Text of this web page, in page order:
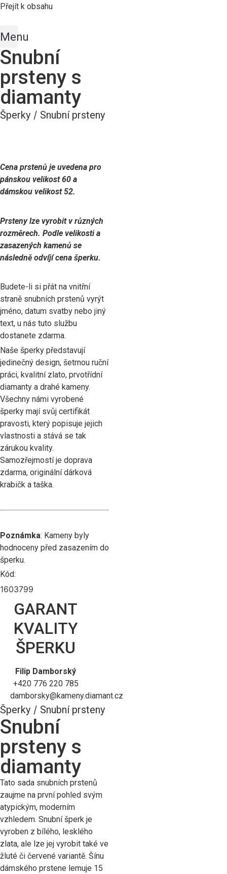
Přejít k obsahu
Menu
Snubní
prsteny s
diamanty
Šperky / Snubní prsteny
Cena prstenů je uvedena pro
pánskou velikost 60 a
dámskou velikost 52.
Prsteny lze vyrobit v různých
rozměrech. Podle velikosti a
zasazených kamenů se
následně odvíjí cena šperku.
Budete-li si přát na vnitřní
straně snubních prstenů vyrýt
jméno, datum svatby nebo jiný
text, u nás tuto službu
dostanete zdarma.
Naše šperky představují
jedinečný design, šetrnou ruční
práci, kvalitní zlato, prvotřídní
diamanty a drahé kameny.
Všechny námi vyrobené
šperky mají svůj certifikát
pravosti, který popisuje jejich
vlastnosti a stává se tak
zárukou kvality.
Samozřejmostí je doprava
zdarma, originální dárková
krabičk a taška.
Poznámka: Kameny byly
hodnoceny před zasazením do
šperku.
Kód:
1603799
GARANT
KVALITY
ŠPERKU
Filip Damborský
+420 776 220 785
damborsky@kameny.diamant.cz
Šperky / Snubní prsteny
Snubní
prsteny s
diamanty
Tato sada snubních prstenů
zaujme na první pohled svým
atypickým, moderním
vzhledem. Snubní šperk je
vyroben z bílého, lesklého
zlata, ale lze jej vyrobit také ve
žluté či červené variantě. Šínu
dámského prstene lemuje 15